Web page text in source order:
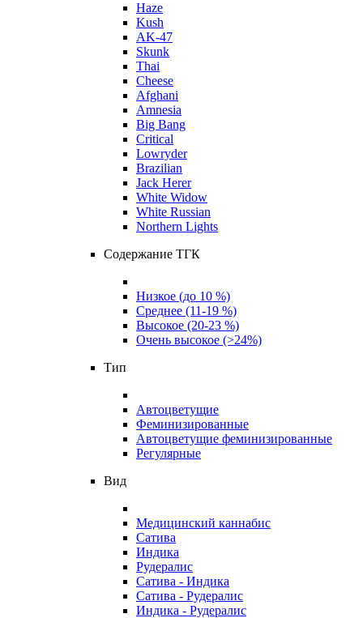
Haze
Kush
AK-47
Skunk
Thai
Cheese
Afghani
Amnesia
Big Bang
Critical
Lowryder
Brazilian
Jack Herer
White Widow
White Russian
Northern Lights
Содержание ТГК
Низкое (до 10 %)
Среднее (11-19 %)
Высокое (20-23 %)
Очень высокое (>24%)
Тип
Автоцветущие
Феминизированные
Автоцветущие феминизированные
Регулярные
Вид
Медицинский каннабис
Сатива
Индика
Рудералис
Сатива - Индика
Сатива - Рудералис
Индика - Рудералис